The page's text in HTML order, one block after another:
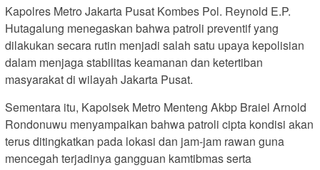
Kapolres Metro Jakarta Pusat Kombes Pol. Reynold E.P.
Hutagalung menegaskan bahwa patroli preventif yang
dilakukan secara rutin menjadi salah satu upaya kepolisian
dalam menjaga stabilitas keamanan dan ketertiban
masyarakat di wilayah Jakarta Pusat.
Sementara itu, Kapolsek Metro Menteng Akbp Braiel Arnold
Rondonuwu menyampaikan bahwa patroli cipta kondisi akan
terus ditingkatkan pada lokasi dan jam-jam rawan guna
mencegah terjadinya gangguan kamtibmas serta